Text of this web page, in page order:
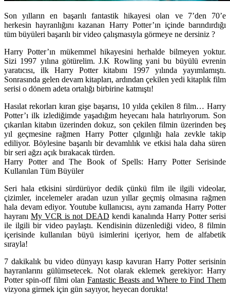
Son yılların en başarılı fantastik hikayesi olan ve 7’den 70’e
herkesin hayranlığını kazanan Harry Potter’ın içinde barındırdığı
tüm büyüleri başarılı bir video çalışmasıyla görmeye ne dersiniz ?
Harry Potter’ın mükemmel hikayesini herhalde bilmeyen yoktur.
Sizi 1997 yılına götürelim.J.K Rowlingyani bu büyülü evrenin
yaratıcısı, ilk Harry Potter kitabını 1997 yılında yayımlamıştı.
Sonrasında gelen devam kitapları, ardından çekilen yedi kitaplık film
serisi o dönem adeta ortalığı birbirine katmıştı!
Hasılat rekorları kıran gişe başarısı, 10 yılda çekilen 8 film… Harry
Potter’ı ilk izlediğimde yaşadığım heyecanı hala hatırlıyorum. Son
çıkarılan kitabın üzerinden dokuz, son çekilen filmin üzerinden beş
yıl geçmesine rağmen Harry Potter çılgınlığı hala zevkle takip
ediliyor. Böylesine başarılı bir devamlılık ve etkisi hala daha süren
bir seri ağzı açık bırakacak türden.
Harry Potter and The Book of Spells: Harry Potter Serisinde
Kullanılan Tüm Büyüler
Seri hala etkisini sürdürüyor dedik çünkü film ile ilgili videolar,
çizimler, incelemeler aradan uzun yıllar geçmiş olmasına rağmen
hala devam ediyor. Youtube kullanıcısı, aynı zamanda Harry Potter
hayranıMy VCR is not DEAD kendi kanalında Harry Potter serisi
ile ilgili bir video paylaştı. Kendisinin düzenlediği video, 8 filmin
içerisinde kullanılan büyü isimlerini içeriyor, hem de alfabetik
sırayla!
7 dakikalık bu video dünyayı kasıp kavuran Harry Potter serisinin
hayranlarını gülümsetecek. Not olarak eklemek gerekiyor: Harry
Potter spin-off filmi olan Fantastic Beasts and Where to Find Them
vizyona girmek için gün sayıyor, heyecan dorukta!